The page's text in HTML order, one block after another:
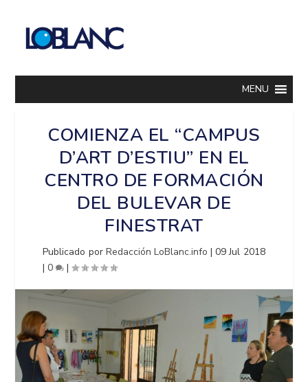
MENU
COMIENZA EL “CAMPUS
D’ART D’ESTIU” EN EL
CENTRO DE FORMACIÓN
DEL BULEVAR DE
FINESTRAT
Publicado por Redacción LoBlanc.info |09 Jul 2018
|0 |